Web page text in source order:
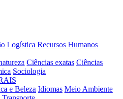
Logística Recursos Humanos
Ciências exatas Ciências
Sociologia
e Beleza Idiomas Meio Ambiente